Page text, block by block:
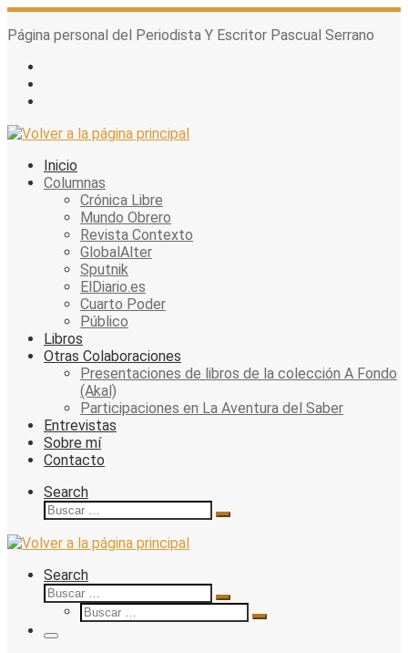
Skip
to
Página personal del Periodista Y Escritor Pascual Serrano
Inicio
Columnas
Crónica Libre
Mundo Obrero
Revista Contexto
GlobalAlter
Sputnik
ElDiario.es
Cuarto Poder
Público
Libros
Otras Colaboraciones
Presentaciones de libros de la colección A Fondo
(Akal)
Participaciones en La Aventura del Saber
Entrevistas
Sobre mí
Contacto
Search
Buscar
Buscar
Search
Buscar
Buscar
…
Buscar
Buscar
Menu